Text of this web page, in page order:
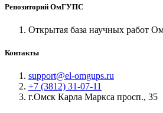
Репозиторий ОмГУПС
Открытая база научных работ
Контакты
support@el-omgups.ru
+7 (3812) 31-07-11
г.Омск Карла Маркса просп., 35